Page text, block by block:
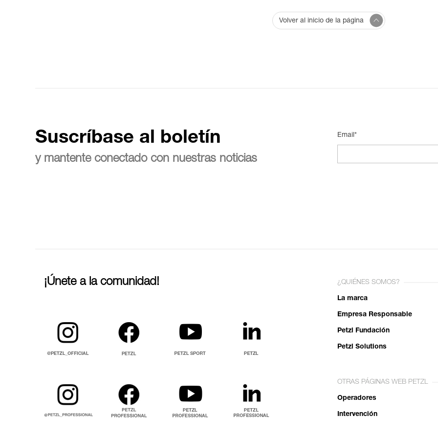
Volver al inicio de la página
Suscríbase al boletín
y mantente conectado con nuestras noticias
Email*
¡Únete a la comunidad! ¿QUIÉNES SOMOS?
La marca
Empresa Responsable
Petzl Fundación
Petzl Solutions
OTRAS PÁGINAS WEB PETZL
Operadores
Intervención